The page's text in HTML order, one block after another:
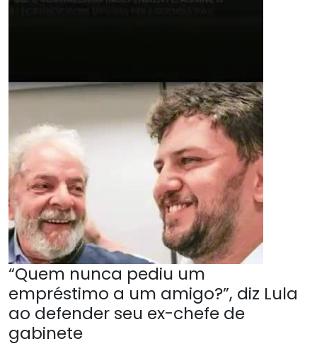
“Quem nunca pediu um
empréstimo a um amigo?”, diz Lula
ao defender seu ex-chefe de
gabinete